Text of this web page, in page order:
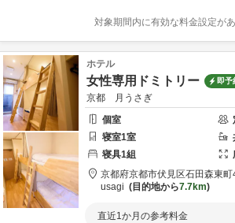
対象期間内に有効な料金設定があ
ホテル
女性専用ドミトリー 即予
京都 月うさぎ
個室
寝室1室
寝具1組
京都府京都市伏見区石田森東
usagi
目的地から7.7km
直近1か月の参考料金